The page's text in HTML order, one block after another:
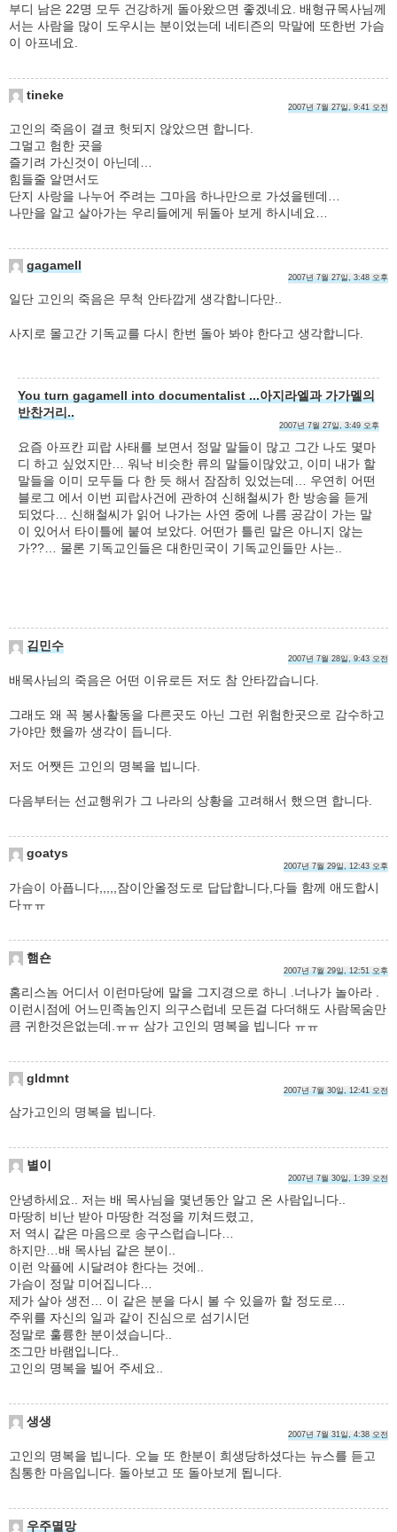
부디 남은 22명 모두 건강하게 돌아왔으면 좋겠네요. 배형규목사님께
서는 사람을 많이 도우시는 분이었는데 네티즌의 막말에 또한번 가슴
이 아프네요.
tineke
2007년 7월 27일, 9:41 오전
고인의 죽음이 결코 헛되지 않았으면 합니다.
그멀고 험한 곳을
즐기려 가신것이 아닌데…
힘들줄 알면서도
단지 사랑을 나누어 주려는 그마음 하나만으로 가셨을텐데…
나만을 알고 살아가는 우리들에게 뒤돌아 보게 하시네요…
gagamell
2007년 7월 27일, 3:48 오후
일단 고인의 죽음은 무척 안타깝게 생각합니다만..
사지로 몰고간 기독교를 다시 한번 돌아 봐야 한다고 생각합니다.
You turn gagamell into documentalist ...아지라엘과 가가멜의
반찬거리..
2007년 7월 27일, 3:49 오후
요즘 아프칸 피랍 사태를 보면서 정말 말들이 많고 그간 나도 몇마
디 하고 싶었지만… 워낙 비슷한 류의 말들이많았고, 이미 내가 할
말들을 이미 모두들 다 한 듯 해서 잠잠히 있었는데… 우연히 어떤
블로그 에서 이번 피랍사건에 관하여 신해철씨가 한 방송을 듣게
되었다… 신해철씨가 읽어 나가는 사연 중에 나름 공감이 가는 말
이 있어서 타이틀에 붙여 보았다. 어떤가 틀린 말은 아니지 않는
가??… 물론 기독교인들은 대한민국이 기독교인들만 사는..
김민수
2007년 7월 28일, 9:43 오전
배목사님의 죽음은 어떤 이유로든 저도 참 안타깝습니다.
그래도 왜 꼭 봉사활동을 다른곳도 아닌 그런 위험한곳으로 감수하고
가야만 했을까 생각이 듭니다.
저도 어쨋든 고인의 명복을 빕니다.
다음부터는 선교행위가 그 나라의 상황을 고려해서 했으면 합니다.
goatys
2007년 7월 29일, 12:43 오후
가슴이 아픕니다,,,,,잠이안올정도로 답답합니다,다들 함께 애도합시
다ㅠㅠ
햄숀
2007년 7월 29일, 12:51 오후
홈리스놈 어디서 이런마당에 말을 그지경으로 하니 .너나가 놀아라 .
이런시점에 어느민족놈인지 의구스럽네 모든걸 다더해도 사람목숨만
큼 귀한것은없는데.ㅠㅠ 삼가 고인의 명복을 빕니다 ㅠㅠ
gldmnt
2007년 7월 30일, 12:41 오전
삼가고인의 명복을 빕니다.
별이
2007년 7월 30일, 1:39 오전
안녕하세요.. 저는 배 목사님을 몇년동안 알고 온 사람입니다..
마땅히 비난 받아 마땅한 걱정을 끼쳐드렸고,
저 역시 같은 마음으로 송구스럽습니다…
하지만…배 목사님 같은 분이..
이런 악플에 시달려야 한다는 것에..
가슴이 정말 미어집니다…
제가 살아 생전… 이 같은 분을 다시 볼 수 있을까 할 정도로…
주위를 자신의 일과 같이 진심으로 섬기시던
정말로 훌륭한 분이셨습니다..
조그만 바램입니다..
고인의 명복을 빌어 주세요..
생생
2007년 7월 31일, 4:38 오전
고인의 명복을 빕니다. 오늘 또 한분이 희생당하셨다는 뉴스를 듣고
침통한 마음입니다. 돌아보고 또 돌아보게 됩니다.
우주멸망